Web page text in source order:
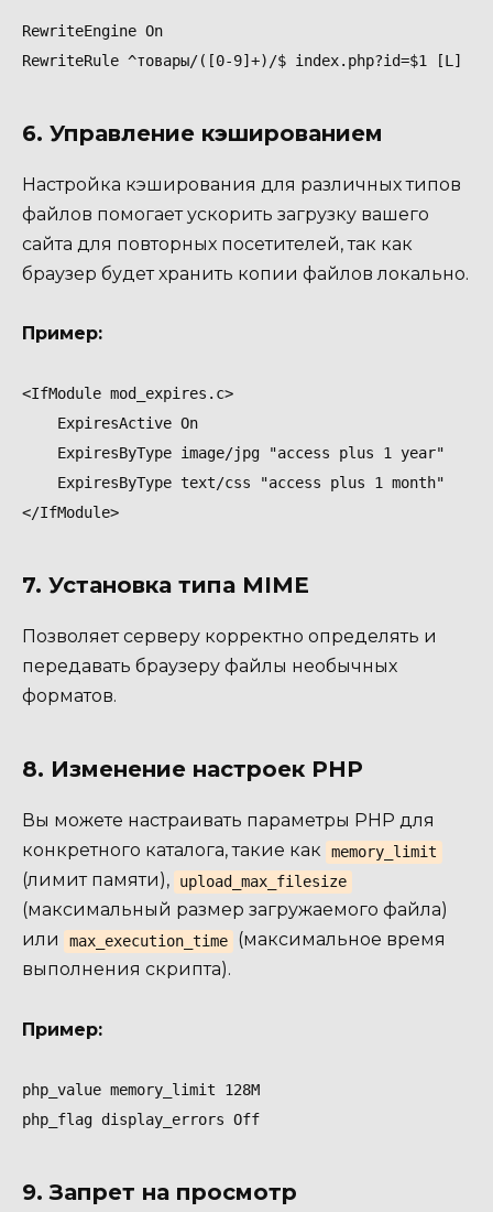
RewriteEngine On
RewriteRule ^товары/([0-9]+)/$ index.php?id=$1 [L]
6. Управление кэшированием
Настройка кэширования для различных типов
файлов помогает ускорить загрузку вашего
сайта для повторных посетителей, так как
браузер будет хранить копии файлов локально.
Пример:
<IfModule mod_expires.c>
    ExpiresActive On
    ExpiresByType image/jpg "access plus 1 year"
    ExpiresByType text/css "access plus 1 month"
</IfModule>
7. Установка типа MIME
Позволяет серверу корректно определять и
передавать браузеру файлы необычных
форматов.
8. Изменение настроек PHP
Вы можете настраивать параметры PHP для
конкретного каталога, такие как
memory_limit
(лимит памяти), upload_max_filesize
(максимальный размер загружаемого файла)
или
max_execution_time
(максимальное время
выполнения скрипта).
Пример:
php_value memory_limit 128M
php_flag display_errors Off
9. Запрет на просмотр